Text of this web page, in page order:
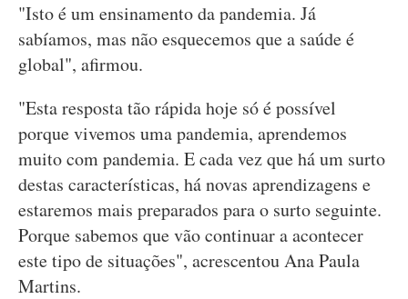
"Isto é um ensinamento da pandemia. Já
sabíamos, mas não esquecemos que a saúde é
global", afirmou.
"Esta resposta tão rápida hoje só é possível
porque vivemos uma pandemia, aprendemos
muito com pandemia. E cada vez que há um surto
destas características, há novas aprendizagens e
estaremos mais preparados para o surto seguinte.
Porque sabemos que vão continuar a acontecer
este tipo de situações", acrescentou Ana Paula
Martins.